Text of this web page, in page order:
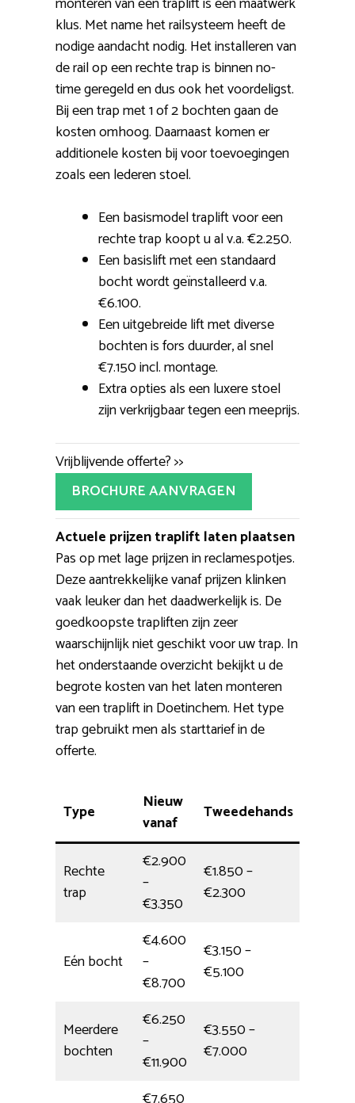
klus. Met name het railsysteem heeft de
nodige aandacht nodig. Het installeren van
de rail op een rechte trap is binnen no-
time geregeld en dus ook het voordeligst.
Bij een trap met 1 of 2 bochten gaan de
kosten omhoog. Daarnaast komen er
additionele kosten bij voor toevoegingen
zoals een lederen stoel.
Een basismodel traplift voor een
rechte trap koopt u al v.a. €2.250.
Een basislift met een standaard
bocht wordt geïnstalleerd v.a.
€6.100.
Een uitgebreide lift met diverse
bochten is fors duurder, al snel
€7.150 incl. montage.
Extra opties als een luxere stoel
zijn verkrijgbaar tegen een meeprijs.
Vrijblijvende offerte? >>
BROCHURE AANVRAGEN
Actuele prijzen traplift laten plaatsen
Pas op met lage prijzen in reclamespotjes.
Deze aantrekkelijke vanaf prijzen klinken
vaak leuker dan het daadwerkelijk is. De
goedkoopste trapliften zijn zeer
waarschijnlijk niet geschikt voor uw trap. In
het onderstaande overzicht bekijkt u de
begrote kosten van het laten monteren
van een traplift in Doetinchem. Het type
trap gebruikt men als starttarief in de
offerte.
Type
Nieuw
vanaf
Tweedehands
Rechte
trap
€2.900
–
€3.350
€1.850 –
€2.300
Eén bocht
€4.600
–
€8.700
€3.150 –
€5.100
Meerdere
bochten
€6.250
–
€11.900
€3.550 –
€7.000